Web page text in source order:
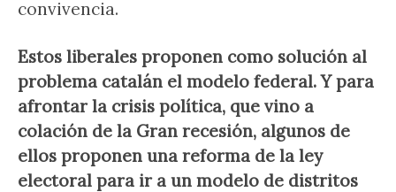
convivencia.
Estos liberales proponen como solución al
problema catalán el modelo federal. Y para
afrontar la crisis política, que vino a
colación de la Gran recesión, algunos de
ellos proponen una reforma de la ley
electoral para ir a un modelo de distritos